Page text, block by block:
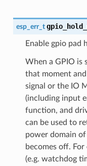
esp_err_t
Enable gpio pad
When a GPIO is
that moment
signal or the IO
(including input
function, and
can be used to
power domain
becomes off.
(e.g. watchdog